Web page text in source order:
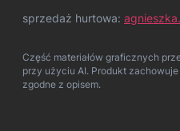
sprzedaż hurtowa:
Część materiałów graficznych
przy użyciu AI. Produkt
zgodne z opisem.